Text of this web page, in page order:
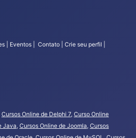
| Eventos | Contato | Crie seu perfil |
Cursos Online de Delphi 7, Curso Online
Java, Cursos Online de Joomla, Cursos